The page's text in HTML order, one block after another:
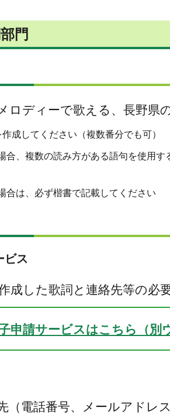
門
ロディーで歌える、長野県
成してください（複数番分でも可）
、複数の読み方がある語句を使用
合は、必ず楷書で記載してください
ビス
成した歌詞と連絡先等の必
申請サービスはこちら（別
（電話番号、メールアドレ